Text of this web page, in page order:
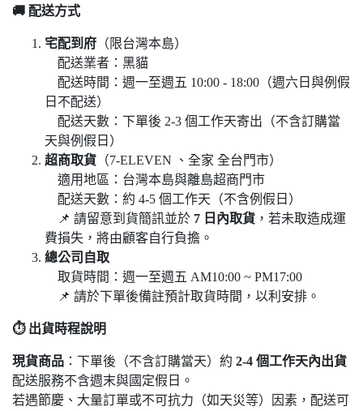
🚚 配送方式
宅配到府 （限台灣本島）
配送業者：黑貓
配送時間：週一至週五 10:00 - 18:00（週六日與例假
日不配送）
配送天數：下單後 2-3 個工作天寄出（不含訂購當
天與例假日）
超商取貨 （7-ELEVEN 、全家 全台門市）
適用地區：台灣本島與離島超商門市
配送天數：約 4-5 個工作天（不含例假日）
📌 請留意到貨簡訊並於 7 日內取貨 ，若未取造成運
費損失，將由顧客自行負擔。
總公司自取
取貨時間：週一至週五 AM10:00 ~ PM17:00
📌 請於下單後備註預計取貨時間，以利安排。
⏱ 出貨時程說明
現貨商品 ：下單後（不含訂購當天）約 2-4 個工作天內出貨
配送服務不含週末與國定假日。
若遇節慶、大量訂單或不可抗力（如天災等）因素，配送可